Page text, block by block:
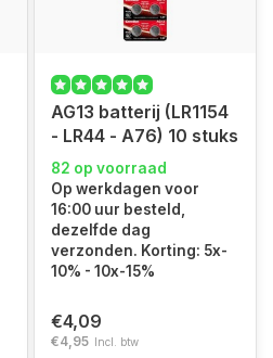
AG13 batterij (LR1154
- LR44 - A76) 10 stuks
82 op voorraad
Op werkdagen voor
16:00 uur besteld,
dezelfde dag
verzonden. Korting: 5x-
10% - 10x-15%
€4,09
€4,95 Incl. btw